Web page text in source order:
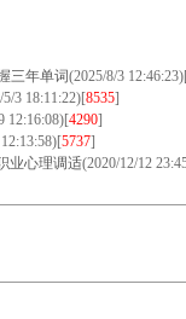
三年单词(2025/8/3
5/3 18:11:22)[8535]
12:16:08)[4290]
5737]
业心理调适(2020/12/12